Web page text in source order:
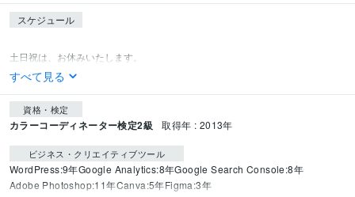
スケジュール
土日祝は、お休みいたします。
すべて見る
資格・検定
カラーコーディネーター検定2級 取得年 : 2013年
ビジネス・クリエイティブツール
WordPress:9年Google Analytics:8年Google Search Console:8年
Adobe Photoshop:11年Canva:5年Figma:3年